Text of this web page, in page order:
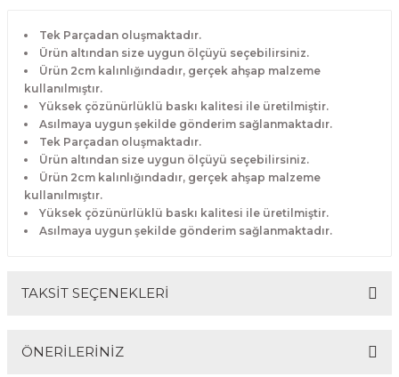
Tek Parçadan oluşmaktadır.
Ürün altından size uygun ölçüyü seçebilirsiniz.
Ürün 2cm kalınlığındadır, gerçek ahşap malzeme
kullanılmıştır.
Yüksek çözünürlüklü baskı kalitesi ile üretilmiştir.
Asılmaya uygun şekilde gönderim sağlanmaktadır.
Tek Parçadan oluşmaktadır.
Ürün altından size uygun ölçüyü seçebilirsiniz.
Ürün 2cm kalınlığındadır, gerçek ahşap malzeme
kullanılmıştır.
Yüksek çözünürlüklü baskı kalitesi ile üretilmiştir.
Asılmaya uygun şekilde gönderim sağlanmaktadır.
TAKSİT SEÇENEKLERİ
ÖNERİLERİNİZ